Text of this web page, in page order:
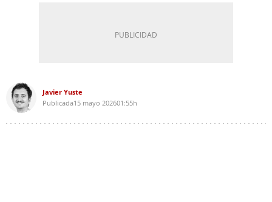
Javier Yuste
Publicada15 mayo 202601:55h